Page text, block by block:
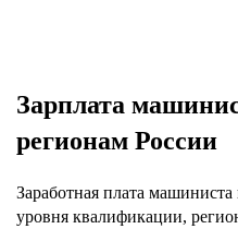
Зарплата
регионам России
Заработная плата машиниста
уровня квалификации,